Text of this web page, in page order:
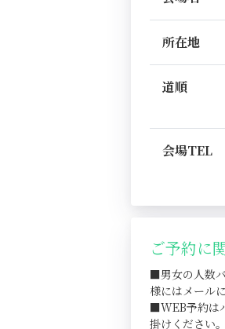
所在地
道順
会場TEL
ご予約に
■男女の人数
様にはメール
■WEB予約は
掛けください。